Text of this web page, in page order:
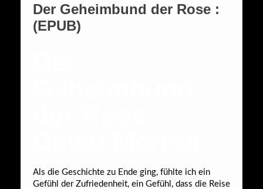
Der Geheimbund der Rose :
(EPUB)
Als die Geschichte zu Ende ging, fühlte ich ein
Gefühl der Zufriedenheit, ein Gefühl, dass die Reise